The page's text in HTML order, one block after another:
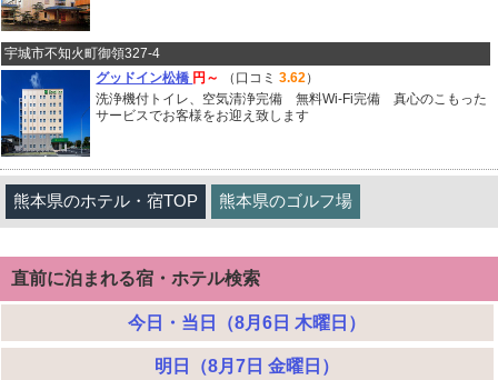
宇城市不知火町御領327-4
グッドイン松橋 円～ （口コミ3.62 ）
洗浄機付トイレ、空気清浄完備 無料Wi-Fi完備 真心のこもった
サービスでお客様をお迎え致します
熊本県のホテル・宿TOP 熊本県のゴルフ場
直前に泊まれる宿・ホテル検索
今日・当日（8月6日 木曜日）
明日（8月7日 金曜日）